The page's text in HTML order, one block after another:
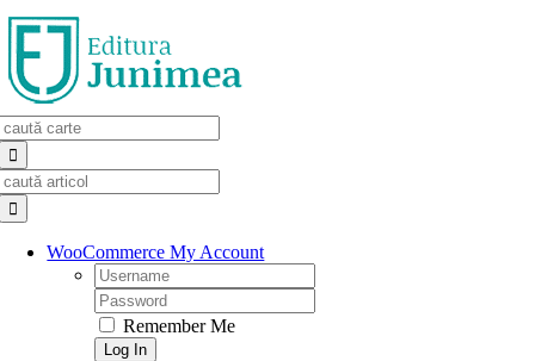
Skip
to
content
WooCommerce My Account
Username:
Password:
Remember Me